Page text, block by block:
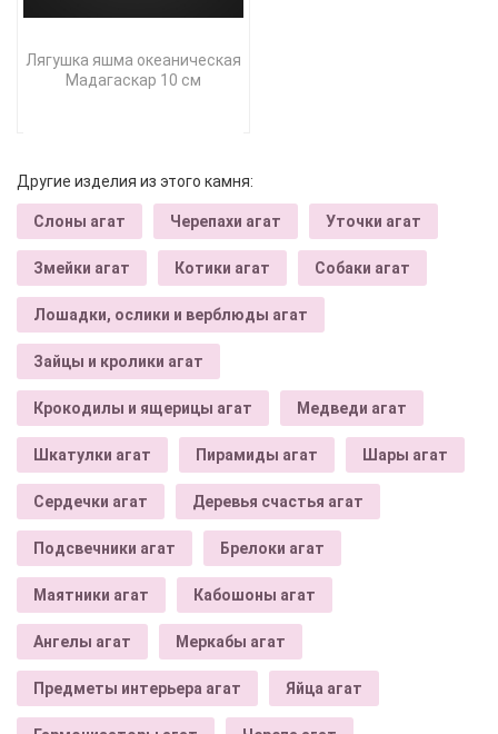
Лягушка яшма океаническая
Мадагаскар 10 см
Другие изделия из этого камня:
Слоны агат Черепахи агат Уточки агат
Змейки агат Котики агат Собаки агат
Лошадки, ослики и верблюды агат
Зайцы и кролики агат
Крокодилы и ящерицы агат Медведи агат
Шкатулки агат Пирамиды агат Шары агат
Сердечки агат Деревья счастья агат
Подсвечники агат Брелоки агат
Маятники агат Кабошоны агат
Ангелы агат Меркабы агат
Предметы интерьера агат Яйца агат